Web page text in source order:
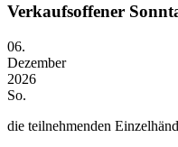
Verkaufsoffener
06.
Dezember
2026
So.
die teilnehmenden